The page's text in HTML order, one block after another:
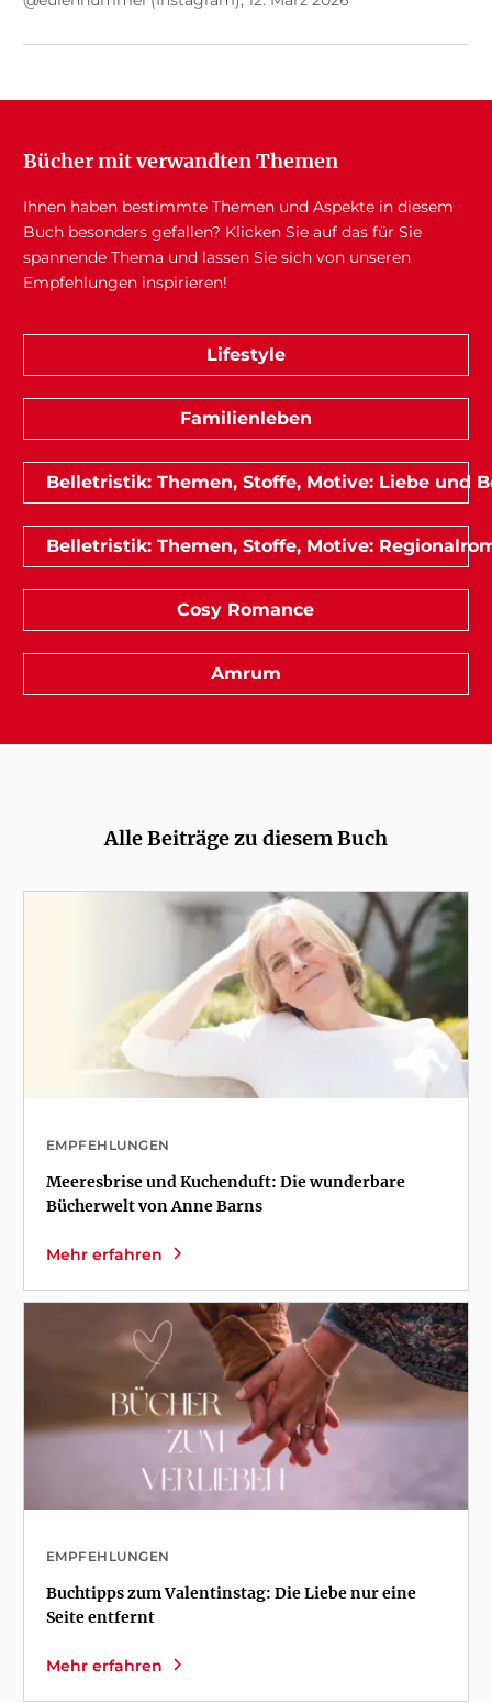
Bücher mit verwandten Themen
Ihnen haben bestimmte Themen und Aspekte in diesem
Buch besonders gefallen? Klicken Sie auf das für Sie
spannende Thema und lassen Sie sich von unseren
Empfehlungen inspirieren!
Lifestyle
Familienleben
Belletristik: Themen, Stoffe, Motive: Liebe und
Belletristik: Themen, Stoffe, Motive:
Cosy Romance
Amrum
Alle Beiträge zu diesem Buch
EMPFEHLUNGEN
Meeresbrise und Kuchenduft: Die wunderbare
Bücherwelt von Anne Barns
Mehr erfahren
EMPFEHLUNGEN
Buchtipps zum Valentinstag: Die Liebe nur eine
Seite entfernt
Mehr erfahren